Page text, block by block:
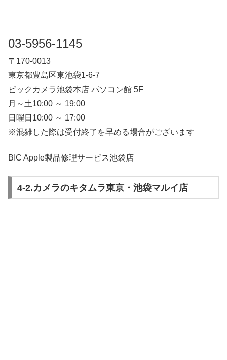
03-5956-1145
〒170-0013
東京都豊島区東池袋1-6-7
ビックカメラ池袋本店 パソコン館 5F
月～土10:00 ～ 19:00
日曜日10:00 ～ 17:00
※混雑した際は受付終了を早める場合がございます
BIC Apple製品修理サービス池袋店
4-2.カメラのキタムラ東京・池袋マルイ店